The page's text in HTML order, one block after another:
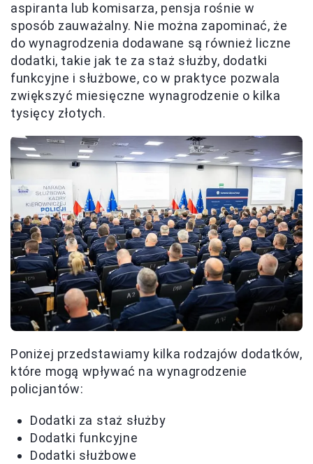
aspiranta lub komisarza, pensja rośnie w
sposób zauważalny. Nie można zapominać, że
do wynagrodzenia dodawane są również liczne
dodatki, takie jak te za staż służby, dodatki
funkcyjne i służbowe, co w praktyce pozwala
zwiększyć miesięczne wynagrodzenie o kilka
tysięcy złotych.
Poniżej przedstawiamy kilka rodzajów dodatków,
które mogą wpływać na wynagrodzenie
policjantów:
Dodatki za staż służby
Dodatki funkcyjne
Dodatki służbowe